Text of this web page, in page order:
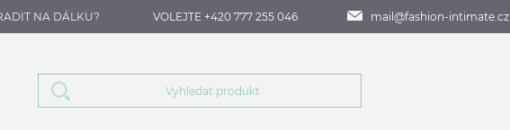
NA DÁLKU? VOLEJTE +420 777 255 046 mail@fashion-intimate.cz